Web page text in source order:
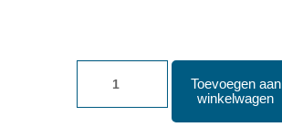
Toevoegen aan
winkelwagen